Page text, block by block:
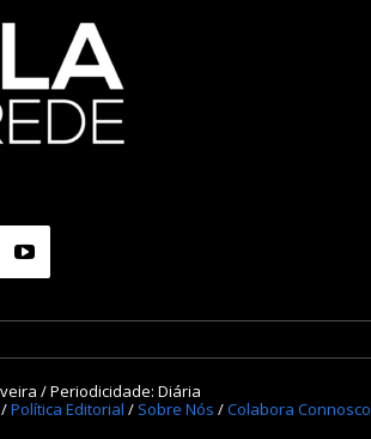
/ Periodicidade: Diária
/Política Editorial / Sobre Nós /Colabora Connosco